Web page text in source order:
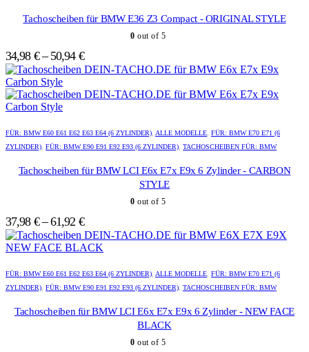
Varianten
Optionen
können
auf
der
Produktseite
werden
Varianten
Optionen
können
auf
der
Produktseite
werden
Tachoscheiben für BMW E36 Z3 Compact - ORIGINAL STYLE
0 out of 5
34,98 €–50,94 €
Produkt
weist
Varianten
können
auf
der
Produktseite
gewählt
werden
Produkt
weist
Varianten
können
auf
der
Produktseite
gewählt
werden
FÜR: BMW E60 E61 E62 E63 E64 (6 ZYLINDER), ALLE MODELLE, FÜR: BMW E70 E71 (6
ZYLINDER), FÜR: BMW E90 E91 E92 E93 (6 ZYLINDER), TACHOSCHEIBEN FÜR: BMW
Tachoscheiben für BMW LCI E6x E7x E9x 6 Zylinder - CARBON
STYLE
0 out of 5
37,98 €–61,92 €
Produkt
weist
Varianten
Produkt
weist
Varianten
FÜR: BMW E60 E61 E62 E63 E64 (6 ZYLINDER), ALLE MODELLE, FÜR: BMW E70 E71 (6
ZYLINDER), FÜR: BMW E90 E91 E92 E93 (6 ZYLINDER), TACHOSCHEIBEN FÜR: BMW
Tachoscheiben für BMW LCI E6x E7x E9x 6 Zylinder - NEW FACE
BLACK
0 out of 5